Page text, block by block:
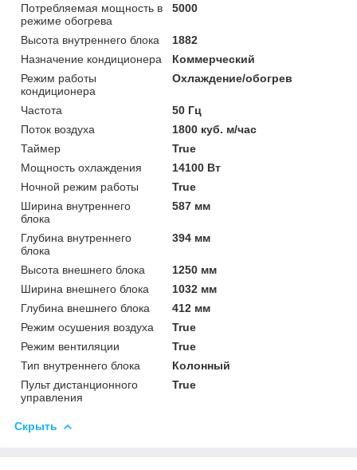
Потребляемая мощность в
режиме обогрева
5000
Высота внутреннего блока
1882
Назначение кондиционера
Коммерческий
Режим работы
кондиционера
Охлаждение/обогрев
Частота
50 Гц
Поток воздуха
1800 куб. м/час
Таймер
True
Мощность охлаждения
14100 Вт
Ночной режим работы
True
Ширина внутреннего
блока
587 мм
Глубина внутреннего
блока
394 мм
Высота внешнего блока
1250 мм
Ширина внешнего блока
1032 мм
Глубина внешнего блока
412 мм
Режим осушения воздуха
True
Режим вентиляции
True
Тип внутреннего блока
Колонный
Пульт дистанционного
управления
True
Скрыть